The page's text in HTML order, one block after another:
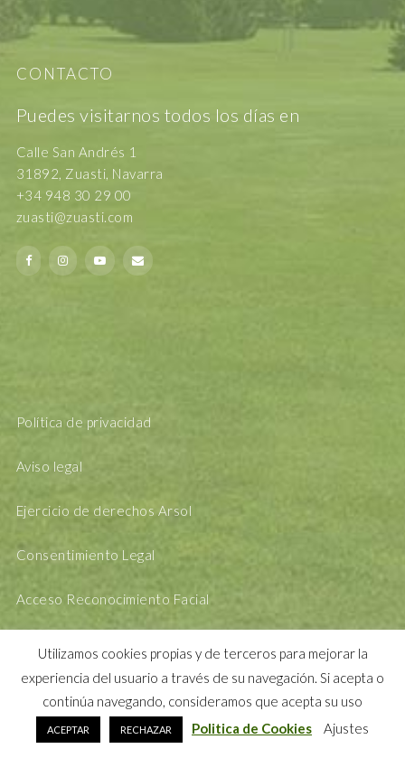
CONTACTO
Puedes visitarnos todos los días en
Calle San Andrés 1
31892, Zuasti, Navarra
+34 948 30 29 00
zuasti@zuasti.com
Política de privacidad
Aviso legal
Ejercicio de derechos Arsol
Consentimiento Legal
Acceso Reconocimiento Facial
DESING BYMANDARINAK
Utilizamos cookies propias y de terceros para mejorar la
experiencia del usuario a través de su navegación. Si acepta o
continúa navegando, consideramos que acepta su uso
ACEPTAR RECHAZAR Politica de Cookies Ajustes